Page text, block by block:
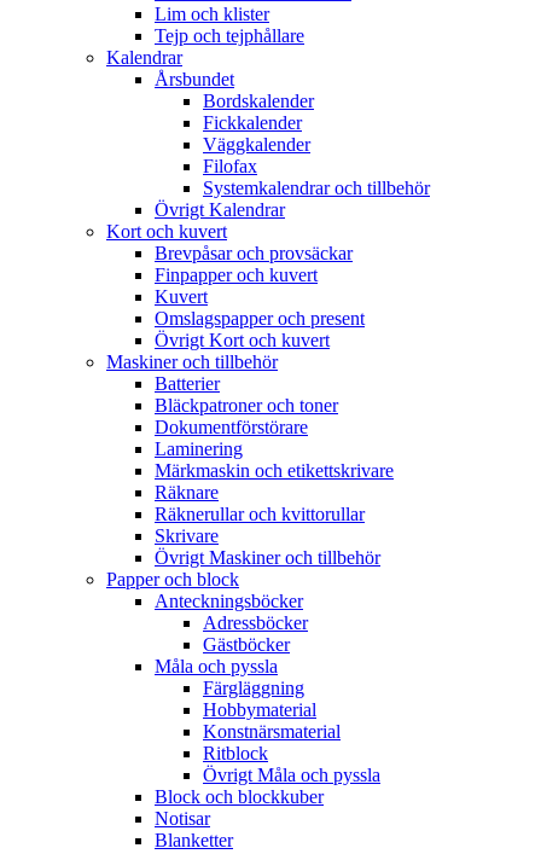
Lim och klister
Tejp och tejphållare
Kalendrar
Årsbundet
Bordskalender
Fickkalender
Väggkalender
Filofax
Systemkalendrar och tillbehör
Övrigt Kalendrar
Kort och kuvert
Brevpåsar och provsäckar
Finpapper och kuvert
Kuvert
Omslagspapper och present
Övrigt Kort och kuvert
Maskiner och tillbehör
Batterier
Bläckpatroner och toner
Dokumentförstörare
Laminering
Märkmaskin och etikettskrivare
Räknare
Räknerullar och kvittorullar
Skrivare
Övrigt Maskiner och tillbehör
Papper och block
Anteckningsböcker
Adressböcker
Gästböcker
Måla och pyssla
Färgläggning
Hobbymaterial
Konstnärsmaterial
Ritblock
Övrigt Måla och pyssla
Block och blockkuber
Notisar
Blanketter